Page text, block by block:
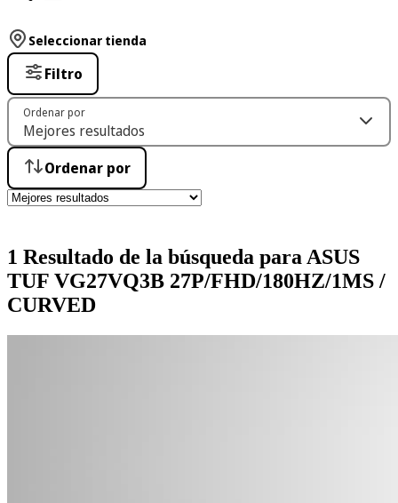
1 Resultado de la búsqueda para ASUS
TUF VG27VQ3B 27P/FHD/180HZ/1MS /
CURVED
Seleccionar tienda
Filtro
Ordenar por
Ordenar por